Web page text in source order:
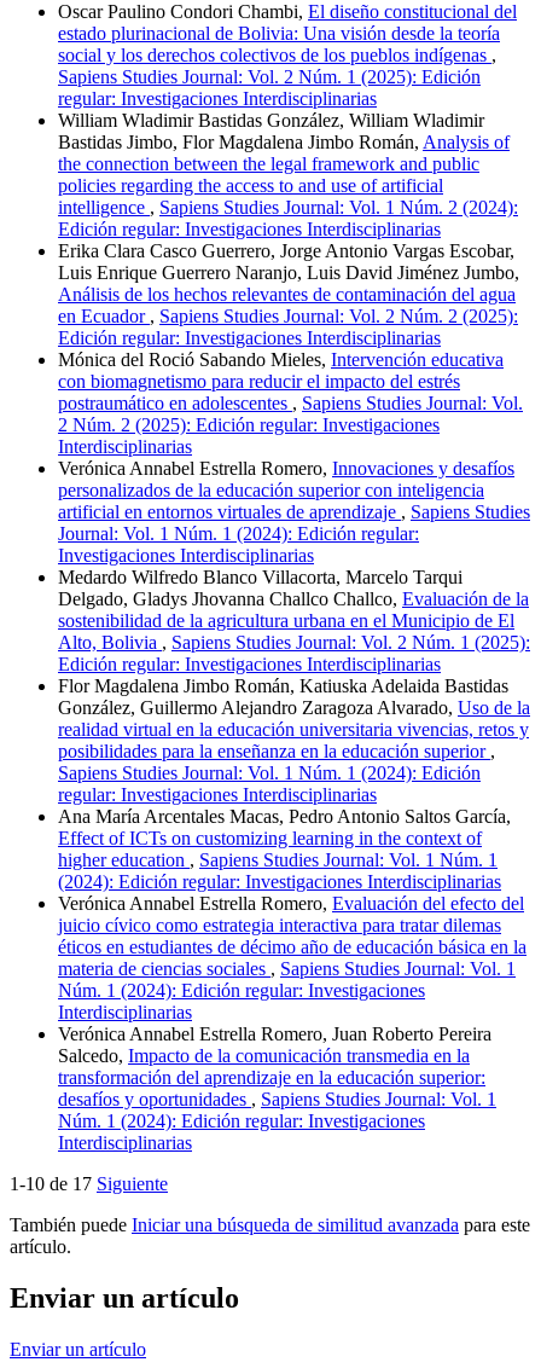
Oscar Paulino Condori Chambi, El diseño constitucional del
estado plurinacional de Bolivia: Una visión desde la teoría
social y los derechos colectivos de los pueblos indígenas ,
Sapiens Studies Journal: Vol. 2 Núm. 1 (2025): Edición
regular: Investigaciones Interdisciplinarias
William Wladimir Bastidas González, William Wladimir
Bastidas Jimbo, Flor Magdalena Jimbo Román, Analysis of
the connection between the legal framework and public
policies regarding the access to and use of artificial
intelligence , Sapiens Studies Journal: Vol. 1 Núm. 2 (2024):
Edición regular: Investigaciones Interdisciplinarias
Erika Clara Casco Guerrero, Jorge Antonio Vargas Escobar,
Luis Enrique Guerrero Naranjo, Luis David Jiménez Jumbo,
Análisis de los hechos relevantes de contaminación del agua
en Ecuador , Sapiens Studies Journal: Vol. 2 Núm. 2 (2025):
Edición regular: Investigaciones Interdisciplinarias
Mónica del Roció Sabando Mieles, Intervención educativa
con biomagnetismo para reducir el impacto del estrés
postraumático en adolescentes , Sapiens Studies Journal: Vol.
2 Núm. 2 (2025): Edición regular: Investigaciones
Interdisciplinarias
Verónica Annabel Estrella Romero, Innovaciones y desafíos
personalizados de la educación superior con inteligencia
artificial en entornos virtuales de aprendizaje , Sapiens Studies
Journal: Vol. 1 Núm. 1 (2024): Edición regular:
Investigaciones Interdisciplinarias
Medardo Wilfredo Blanco Villacorta, Marcelo Tarqui
Delgado, Gladys Jhovanna Challco Challco, Evaluación de la
sostenibilidad de la agricultura urbana en el Municipio de El
Alto, Bolivia , Sapiens Studies Journal: Vol. 2 Núm. 1 (2025):
Edición regular: Investigaciones Interdisciplinarias
Flor Magdalena Jimbo Román, Katiuska Adelaida Bastidas
González, Guillermo Alejandro Zaragoza Alvarado, Uso de la
realidad virtual en la educación universitaria vivencias, retos y
posibilidades para la enseñanza en la educación superior ,
Sapiens Studies Journal: Vol. 1 Núm. 1 (2024): Edición
regular: Investigaciones Interdisciplinarias
Ana María Arcentales Macas, Pedro Antonio Saltos García,
Effect of ICTs on customizing learning in the context of
higher education , Sapiens Studies Journal: Vol. 1 Núm. 1
(2024): Edición regular: Investigaciones Interdisciplinarias
Verónica Annabel Estrella Romero, Evaluación del efecto del
juicio cívico como estrategia interactiva para tratar dilemas
éticos en estudiantes de décimo año de educación básica en la
materia de ciencias sociales , Sapiens Studies Journal: Vol. 1
Núm. 1 (2024): Edición regular: Investigaciones
Interdisciplinarias
Verónica Annabel Estrella Romero, Juan Roberto Pereira
Salcedo, Impacto de la comunicación transmedia en la
transformación del aprendizaje en la educación superior:
desafíos y oportunidades , Sapiens Studies Journal: Vol. 1
Núm. 1 (2024): Edición regular: Investigaciones
Interdisciplinarias
1-10 de 17 Siguiente
También puede Iniciar una búsqueda de similitud avanzada para este
artículo.
Enviar un artículo
Enviar un artículo